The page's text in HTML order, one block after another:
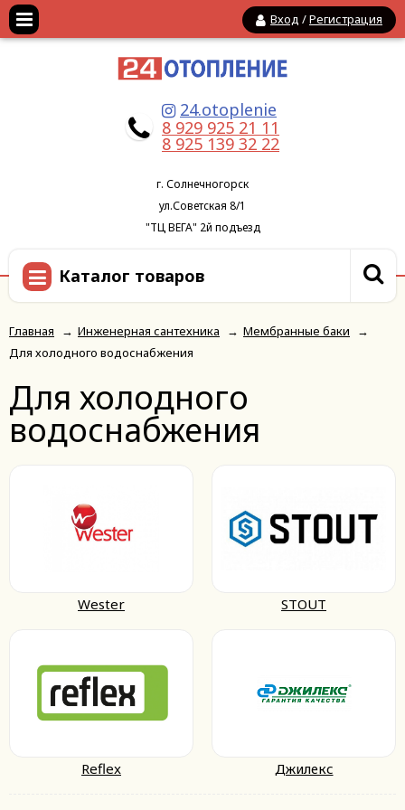
Вход /Регистрация
24.otoplenie
8 929 925 21 11
8 925 139 32 22
г. Солнечногорск
ул.Советская 8/1
"ТЦ ВЕГА" 2й подъезд
Каталог товаров
Главная → Инженерная сантехника → Мембранные баки
→
Для холодного водоснабжения
Для холодного
водоснабжения
Wester STOUT
Reflex Джилекс